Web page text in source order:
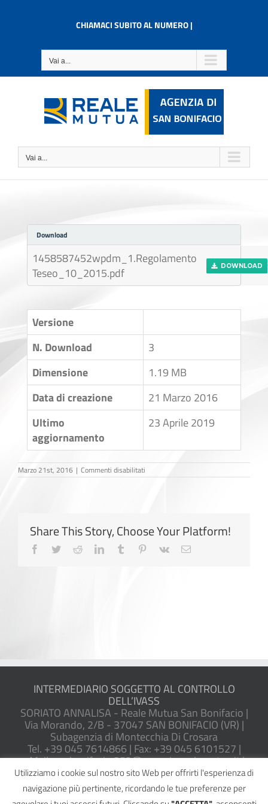
CHIAMACI SUBITO AL NUMERO |
Vai a...
Vai a...
Download
1458587452wpdm_1.Regolamento
Teseo_10_2015.pdf
DOWNLOAD
Versione
N. Download
3
Dimensione
1.19 MB
Data di creazione
21 Marzo 2016
Ultimo
aggiornamento
23 Aprile 2019
Marzo 21st, 2016 | Commenti disabilitati
Previdenza
Share This Story, Choose Your Platform!
Facebook
TwitterRedditLinkedInTumblr Pinterest
Vk Email
INTERMEDIARIO SOGGETTO AL CONTROLLO
DELL’IVASS
SORIATO ANNALISA - Reale Mutua San Bonifacio |
Via Morando, 2/B - 37047 SAN BONIFACIO (VR) |
Subagenzia di Montecchia Di Crosara
Tel. +39 045 7614866 | Fax: +39 045 6101527 |
eMail: sanbonifacio.352@agenzie.realemutua.it |
PEC: sanbonifacio@pec.agentireale.it
P.IVA: 02082580230 | Iscrizione RUI IVASS n.
A000050665 |Reclami
Utilizziamo i cookie sul nostro sito Web per offrirti l'esperienza di
navigazione più pertinente, ricordando le tue preferenze per